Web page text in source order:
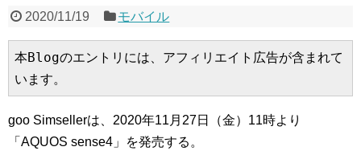
2020/11/19 モバイル
本Blogのエントリには、アフィリエイト広告が含まれて
います。
goo Simsellerは、2020年11月27日（金）11時より
「AQUOS sense4」を発売する。